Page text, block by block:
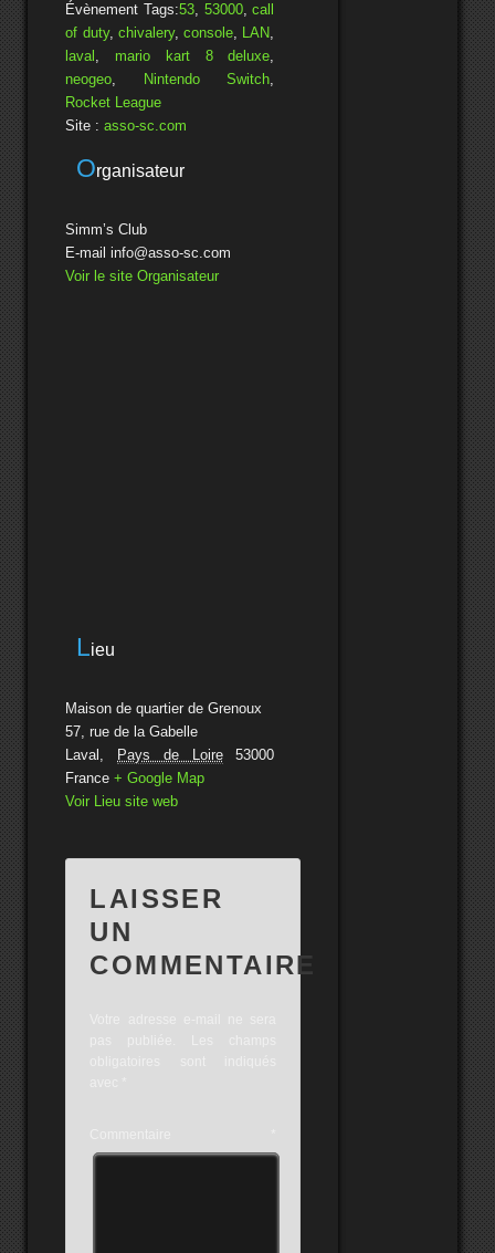
Évènement Tags:53, 53000,call
of duty, chivalery,console, LAN,
laval , mario kart 8 deluxe,
neogeo, Nintendo Switch,
Rocket League
Site : asso-sc.com
Organisateur
Simm’s Club
E-mailinfo@asso-sc.com
Voir le site Organisateur
Lieu
Maison de quartier de Grenoux
57, rue de la Gabelle
Laval , Pays de Loire
53000
France + Google Map
Voir Lieu site web
LAISSER
UN
COMMENTAIRE